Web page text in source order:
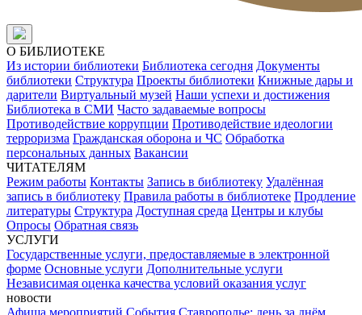
О БИБЛИОТЕКЕ
Из истории библиотеки Библиотека сегодня Документы
библиотеки Структура Проекты библиотеки Книжные дары и
дарители Виртуальный музей Наши успехи и достижения
Библиотека в СМИ Часто задаваемые вопросы
Противодействие коррупции Противодействие идеологии
терроризма Гражданская оборона и ЧС Обработка
персональных данных Вакансии
ЧИТАТЕЛЯМ
Режим работы Контакты Запись в библиотеку Удалённая
запись в библиотеку Правила работы в библиотеке Продление
литературы Структура Доступная среда Центры и клубы
Опросы Обратная связь
УСЛУГИ
Государственные услуги, предоставляемые в электронной
форме Основные услуги Дополнительные услуги
Независимая оценка качества условий оказания услуг
новости
Афиша мероприятий События Ставрополье: день за днём